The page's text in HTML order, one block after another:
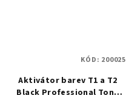
Aktivátor barev T1 a T2
Black Professional Tone
KÓD: 200025